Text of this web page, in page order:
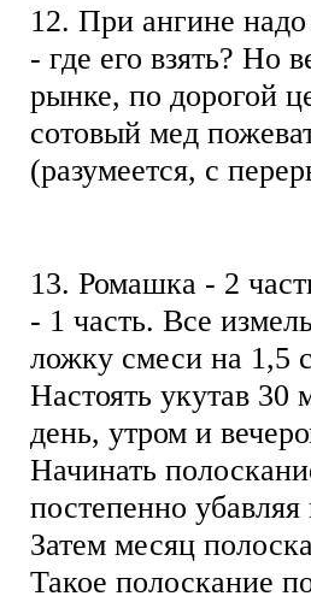
12. При ангине
- где его взять? Но
рынке, по дорогой
сотовый мед
(разумеется, с
13. Ромашка - 2
- 1 часть. Все
ложку смеси на 1,5
Настоять укутав 30
день, утром и
Начинать
постепенно
Затем месяц
Такое полоскание